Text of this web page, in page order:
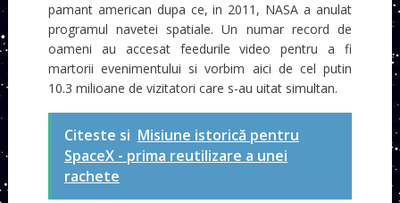
pamant american dupa ce, in 2011, NASA a anulat
programul navetei spatiale. Un numar record de
oameni au accesat feedurile video pentru a fi
martorii evenimentului si vorbim aici de cel putin
10.3 milioane de vizitatori care s-au uitat simultan.
Citeste si Misiune istorică pentru
SpaceX - prima reutilizare a unei
rachete